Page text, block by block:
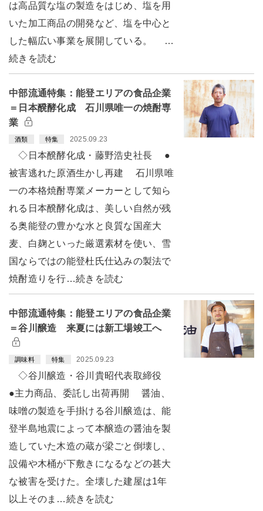
は高品質な塩の製造をはじめ、塩を用
いた加工商品の開発など、塩を中心と
した幅広い事業を展開している。 …
続きを読む
中部流通特集：能登エリアの食品企業
＝日本醗酵化成 石川県唯一の焼酎専
業
酒類 特集 2025.09.23
◇日本醗酵化成・藤野浩史社長 ●
被害逃れた原酒生かし再建 石川県唯
一の本格焼酎専業メーカーとして知ら
れる日本醗酵化成は、美しい自然が残
る奥能登の豊かな水と良質な国産大
麦、白麹といった厳選素材を使い、雪
国ならではの能登杜氏仕込みの製法で
焼酎造りを行…続きを読む
中部流通特集：能登エリアの食品企業
＝谷川醸造 来夏には新工場竣工へ
調味料 特集 2025.09.23
◇谷川醸造・谷川貴昭代表取締役
●主力商品、委託し出荷再開 醤油、
味噌の製造を手掛ける谷川醸造は、能
登半島地震によって本醸造の醤油を製
造していた木造の蔵が梁ごと倒壊し、
設備や木桶が下敷きになるなどの甚大
な被害を受けた。全壊した建屋は1年
以上そのま…続きを読む